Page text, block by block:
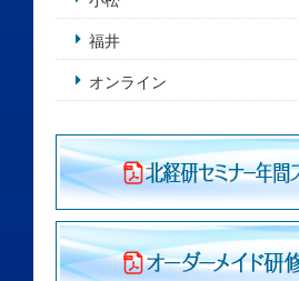
福井
オンライン